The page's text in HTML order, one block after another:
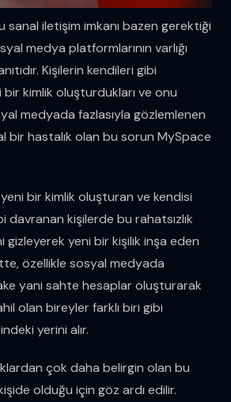
iletişim imkanı bazen gerektiği
medya platformlarının varlığı
Kişilerin kendileri gibi
bir kimlik oluşturdukları ve onu
medyada fazlasıyla gözlemlenen
bir hastalık olan bu sorun MySpace
bir kimlik oluşturan ve kendisi
davranan kişilerde bu rahatsızlık
gizleyerek yeni bir kişilik inşa eden
özellikle sosyal medyada
yani sahte hesaplar oluşturarak
olan bireyler farklı biri gibi
yerini alır.
çok daha belirgin olan bu
olduğu için göz ardı edilir.